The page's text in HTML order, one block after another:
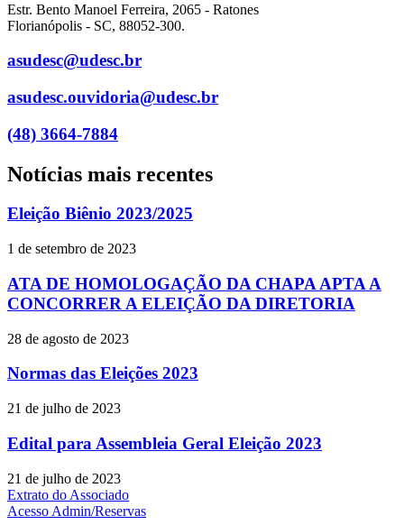
Estr. Bento Manoel Ferreira, 2065 - Ratones
Florianópolis - SC, 88052-300.
asudesc@udesc.br
asudesc.ouvidoria@udesc.br
(48) 3664-7884
Notícias mais recentes
Eleição Biênio 2023/2025
1 de setembro de 2023
ATA DE HOMOLOGAÇÃO DA CHAPA APTA A
CONCORRER A ELEIÇÃO DA DIRETORIA
28 de agosto de 2023
Normas das Eleições 2023
21 de julho de 2023
Edital para Assembleia Geral Eleição 2023
21 de julho de 2023
Extrato do Associado
Acesso Admin/Reservas